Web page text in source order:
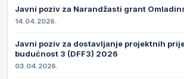
Javni poziv za Narandžasti grant
14.04.2026.
Javni poziv za dostavljanje projektnih
budućnost 3 (DFF3) 2026
03.04.2026.